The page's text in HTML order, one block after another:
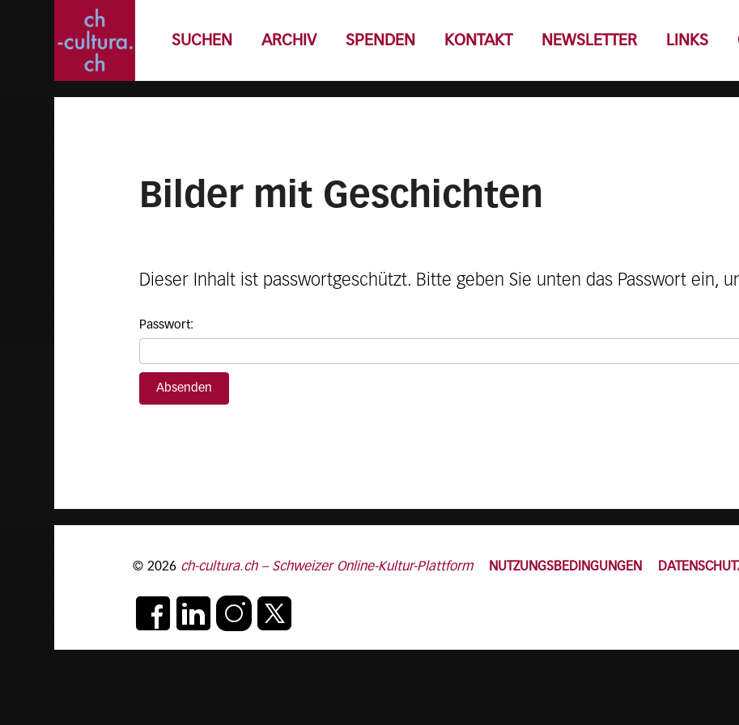
SUCHEN ARCHIV SPENDEN KONTAKT NEWSLETTER LINKS
Bilder mit Geschichten
Dieser Inhalt ist passwortgeschützt. Bitte geben Sie unten das Passwort ein,
Passwort:
© 2026 ch-cultura.ch – Schweizer Online-Kultur-Plattform NUTZUNGSBEDINGUNGEN